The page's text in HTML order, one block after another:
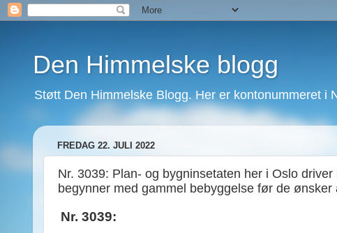
Den Himmelske blogg
Støtt Den Himmelske Blogg. Her er kontonummeret
FREDAG 22. JULI 2022
Nr. 3039: Plan- og bygninsetaten her i Oslo
begynner med gammel bebyggelse før de
Nr. 3039: